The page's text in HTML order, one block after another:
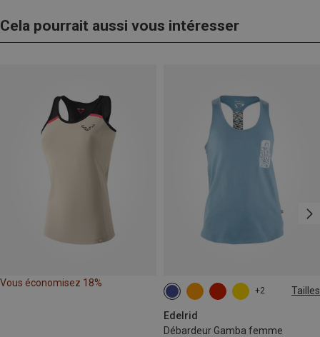
Cela pourrait aussi vous intéresser
Vous économisez 18%
+2 Tailles
Edelrid
Débardeur Gamba femme
L XL